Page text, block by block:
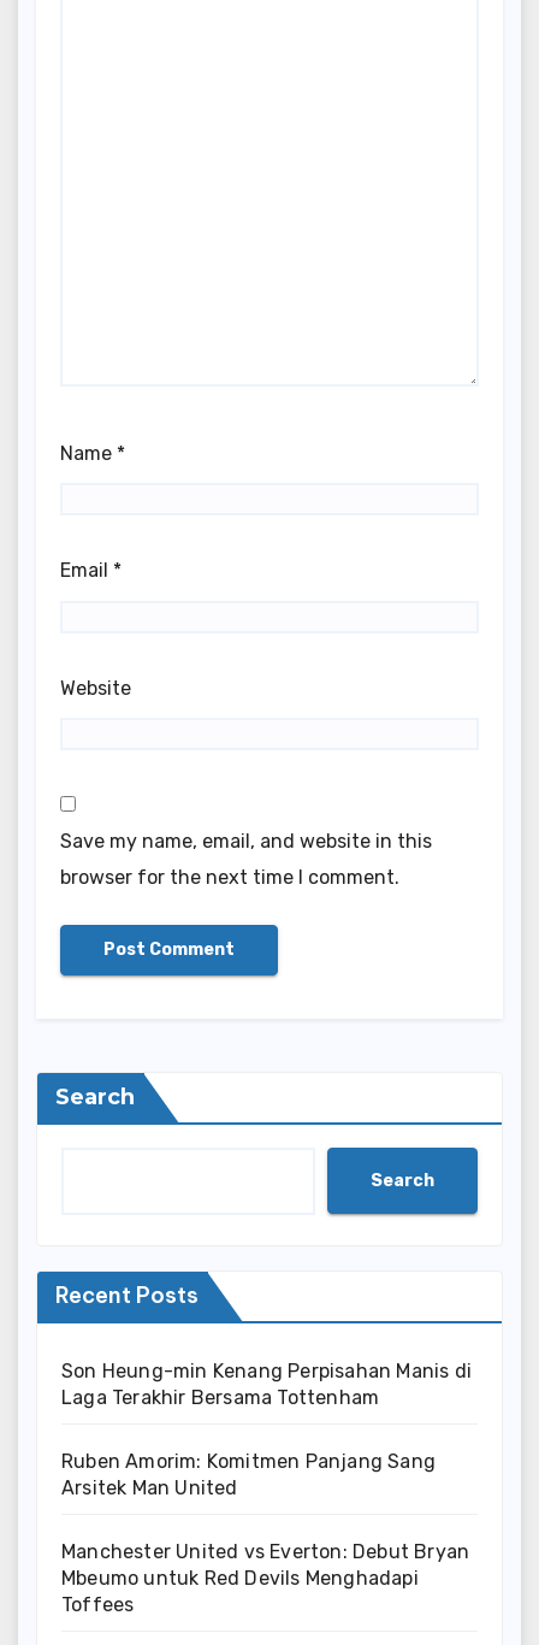
Name *
Email *
Website
Save my name, email, and website in this
browser for the next time I comment.
Search
Search
Recent Posts
Son Heung-min Kenang Perpisahan Manis di
Laga Terakhir Bersama Tottenham
Ruben Amorim: Komitmen Panjang Sang
Arsitek Man United
Manchester United vs Everton: Debut Bryan
Mbeumo untuk Red Devils Menghadapi
Toffees